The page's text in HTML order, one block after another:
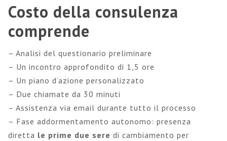
Costo della consulenza
comprende
– Analisi del questionario preliminare
– Un incontro approfondito di 1,5 ore
– Un piano d’azione personalizzato
– Due chiamate da 30 minuti
– Assistenza via email durante tutto il processo
– Fase addormentamento autonomo: presenza
diretta le prime due sere di cambiamento per